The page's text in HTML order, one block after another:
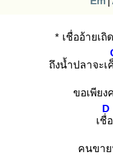
* เชื่ออ้ายเถิ
ถึงน้ำปลาจะเ
ขอเพียง
เชื่อ
D
คนขา